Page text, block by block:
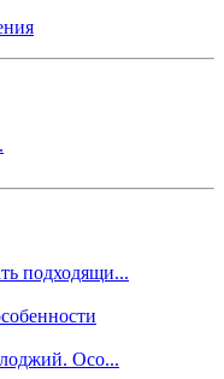
подходящи...
лоджий. Осо...